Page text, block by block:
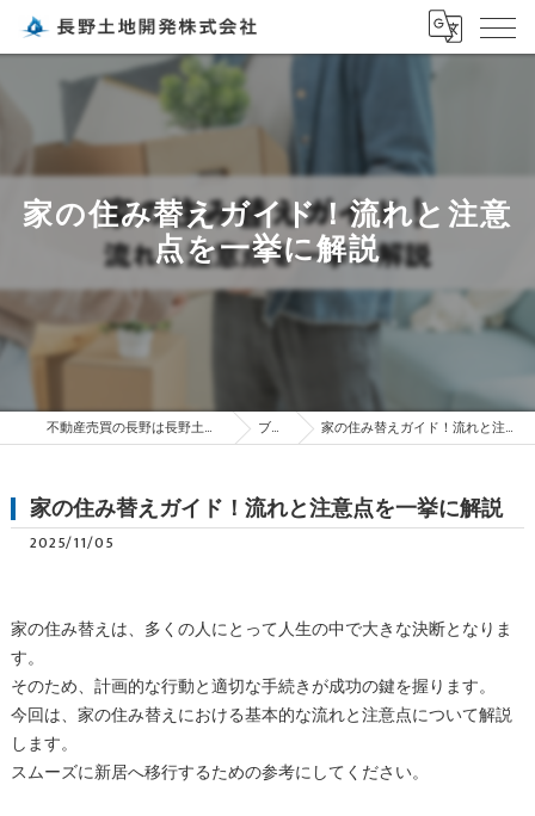
家の住み替えガイド！流れと注意
点を一挙に解説
不動産売買の長野は長野土地開発株式会社 ブログ 家の住み替えガイド！流れと注意点を一挙に解説
家の住み替えガイド！流れと注意点を一挙に解説
2025/11/05
家の住み替えは、多くの人にとって人生の中で大きな決断となりま
す。
そのため、計画的な行動と適切な手続きが成功の鍵を握ります。
今回は、家の住み替えにおける基本的な流れと注意点について解説
します。
スムーズに新居へ移行するための参考にしてください。